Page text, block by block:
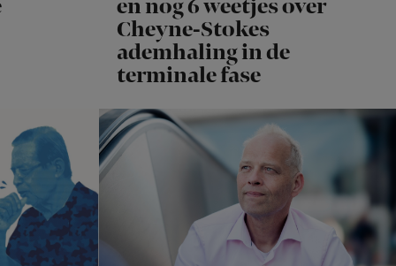
en nog 6 weetjes over
Cheyne-Stokes
ademhaling in de
terminale fase